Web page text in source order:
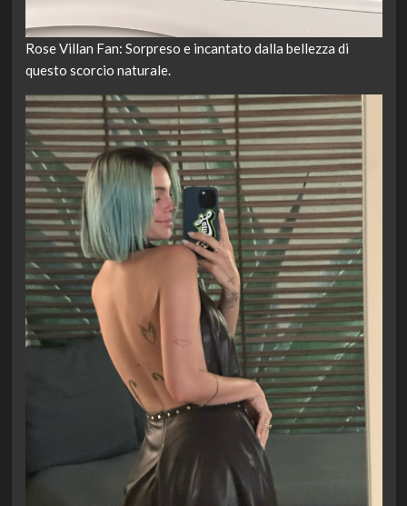
Rose Villan Fan: Sorpreso e incantato dalla bellezza di
questo scorcio naturale.